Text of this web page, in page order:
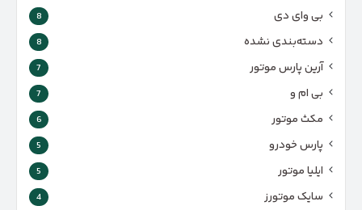
بی وای دی 8
دسته‌بندی نشده 8
آرین پارس موتور 7
بی ام و 7
مکث موتور 6
پارس‌ خودرو 5
ایلیا موتور 5
سایک موتورز 4